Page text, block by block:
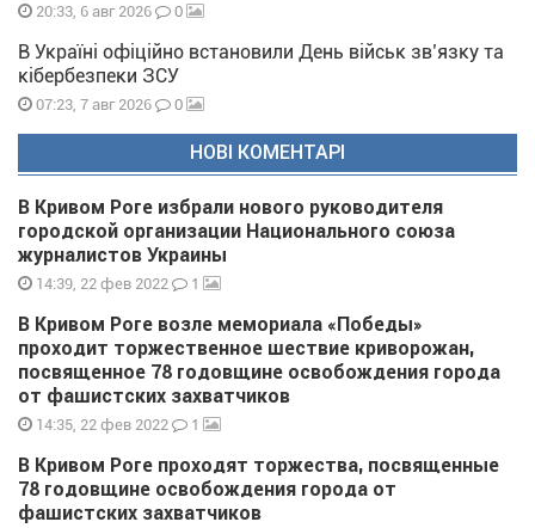
20:33, 6 авг 2026 0
В Україні офіційно встановили День військ зв’язку та
кібербезпеки ЗСУ
07:23, 7 авг 2026 0
НОВІ КОМЕНТАРІ
В Кривом Роге избрали нового руководителя
городской организации Национального союза
журналистов Украины
14:39, 22 фев 2022 1
В Кривом Роге возле мемориала «Победы»
проходит торжественное шествие криворожан,
посвященное 78 годовщине освобождения города
от фашистских захватчиков
14:35, 22 фев 2022 1
В Кривом Роге проходят торжества, посвященные
78 годовщине освобождения города от
фашистских захватчиков